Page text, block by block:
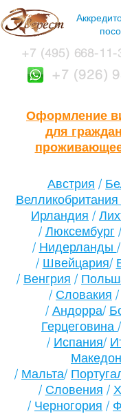
+7 (495) 668-11-
+7 (926)
Оформление
для
Австрия /
Велликобритания
Ирландия /
/ Люксембург /
/ Нидерланды /
/ Швейцария/
/ Венгрия /
/ Словакия /
/ Андорра/
Герцеговина /
/ Испания/
/ Мальта/
/ Словения /
/ Черногория /